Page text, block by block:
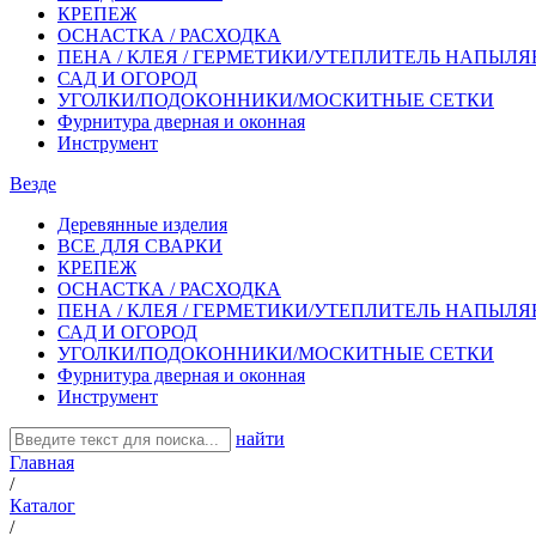
КРЕПЕЖ
ОСНАСТКА / РАСХОДКА
ПЕНА / КЛЕЯ / ГЕРМЕТИКИ/УТЕПЛИТЕЛЬ
САД И ОГОРОД
УГОЛКИ/ПОДОКОННИКИ/МОСКИТНЫЕ СЕТКИ
Фурнитура дверная и оконная
Инструмент
Везде
Деревянные изделия
ВСЕ ДЛЯ СВАРКИ
КРЕПЕЖ
ОСНАСТКА / РАСХОДКА
ПЕНА / КЛЕЯ / ГЕРМЕТИКИ/УТЕПЛИТЕЛЬ
САД И ОГОРОД
УГОЛКИ/ПОДОКОННИКИ/МОСКИТНЫЕ СЕТКИ
Фурнитура дверная и оконная
Инструмент
найти
Главная
/
Каталог
/